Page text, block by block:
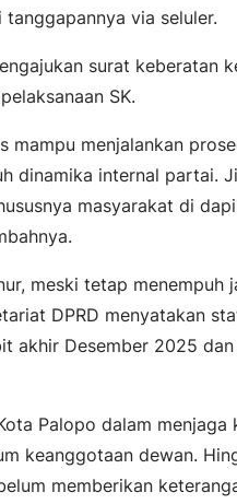
via seluler.
surat keberatan
SK.
mampu menjalankan
dinamika internal partai.
masyarakat di
meski tetap menempuh
DPRD menyatakan
akhir Desember 2025
Palopo dalam
keanggotaan dewan.
memberikan